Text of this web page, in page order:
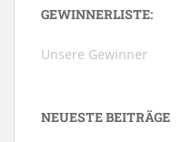
GEWINNERLISTE:
Unsere Gewinner
NEUESTE BEITRÄGE